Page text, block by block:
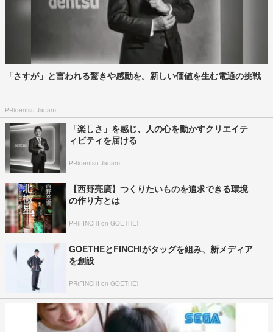
「さすが」と言われる驚きや感動を。新しい価値を生む電通の挑戦
PR(dentsu Japan)
「楽しさ」を感じ、人の心を動かすクリエイテ
ィビティを届ける
PR(dentsu Japan)
【西野亮廣】つくりたいものを追求できる環境
の作り方とは
PR(FINCHI on GOETHE)
GOETHEとFINCHIがタッグを組み、新メディア
を創設
PR(FINCHI on GOETHE)